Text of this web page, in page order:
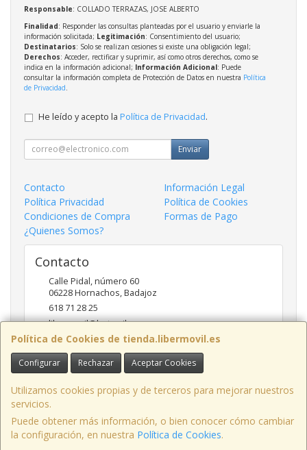
Política de Cookies de tienda.libermovil.es
Configurar Rechazar Aceptar Cookies
Utilizamos cookies propias y de terceros para mejorar nuestros
servicios.
Puede obtener más información, o bien conocer cómo cambiar
la configuración, en nuestra Política de Cookies.
Responsable: COLLADO TERRAZAS, JOSE ALBERTO
Finalidad: Responder las consultas planteadas por el usuario y enviarle la
información solicitada; Legitimación: Consentimiento del usuario;
Destinatarios: Solo se realizan cesiones si existe una obligación legal;
Derechos: Acceder, rectificar y suprimir, así como otros derechos, como se
indica en la información adicional; Información Adicional: Puede
consultar la información completa de Protección de Datos en nuestra Política
de Privacidad
He leído y acepto la Política de Privacidad.
Enviar
Contacto
Información Legal
Política Privacidad
Política de Cookies
Condiciones de Compra
Formas de Pago
¿Quienes Somos?
Contacto
Calle Pidal, número 60
06228Hornachos,Badajoz
618 71 28 25
libermovil@hotmail.com
Horario
De Lunes a Viernes 10:00 a 14:00 - 17;30 a 20;30
, , , , España. - C.I.F.: 44786005Z - Tfno: